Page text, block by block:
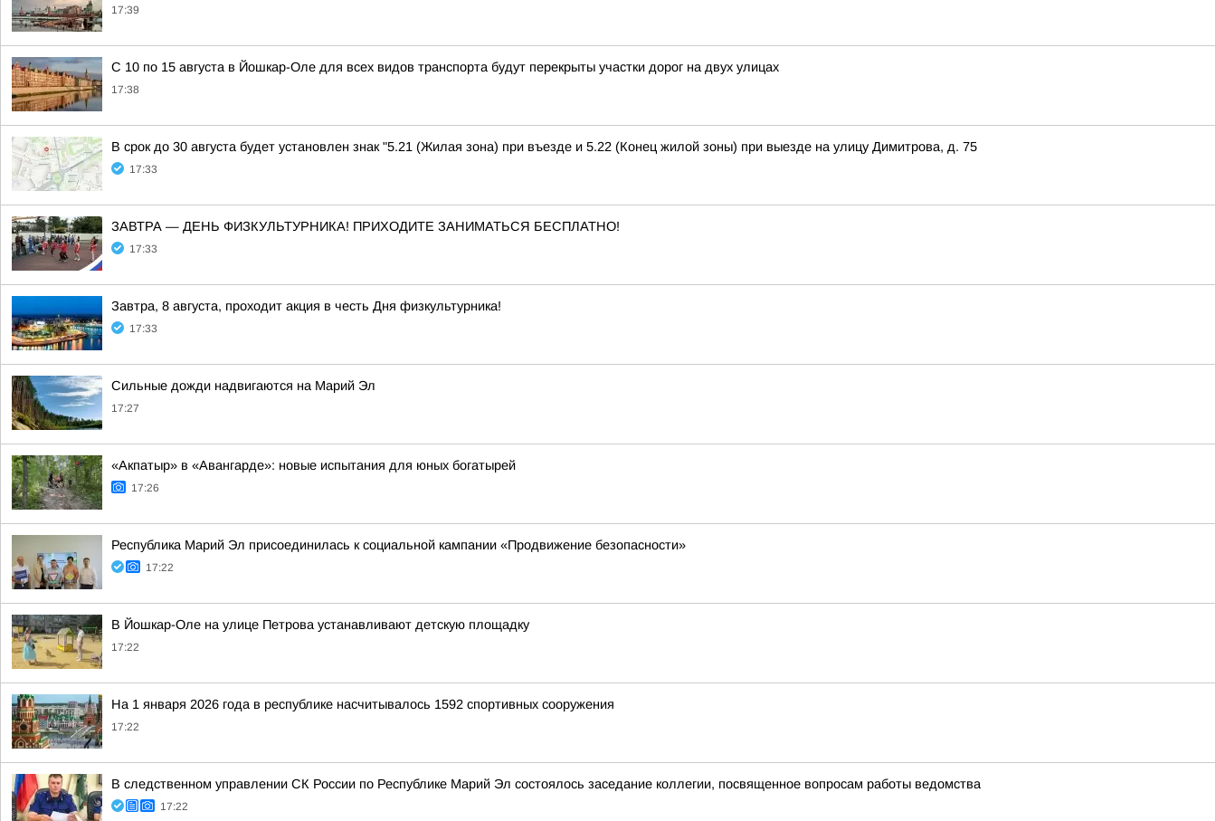
17:39
С 10 по 15 августа в Йошкар-Оле для всех видов транспорта будут перекрыты участки дорог на двух улицах
17:38
В срок до 30 августа будет установлен знак "5.21 (Жилая зона) при въезде и 5.22 (Конец жилой зоны) при выезде на улицу Димитрова, д. 75
17:33
ЗАВТРА — ДЕНЬ ФИЗКУЛЬТУРНИКА! ПРИХОДИТЕ ЗАНИМАТЬСЯ БЕСПЛАТНО!
17:33
Завтра, 8 августа, проходит акция в честь Дня физкультурника!
17:33
Сильные дожди надвигаются на Марий Эл
17:27
«Акпатыр» в «Авангарде»: новые испытания для юных богатырей
17:26
Республика Марий Эл присоединилась к социальной кампании «Продвижение безопасности»
17:22
В Йошкар-Оле на улице Петрова устанавливают детскую площадку
17:22
На 1 января 2026 года в республике насчитывалось 1592 спортивных сооружения
17:22
В следственном управлении СК России по Республике Марий Эл состоялось заседание коллегии, посвященное вопросам работы ведомства
17:22